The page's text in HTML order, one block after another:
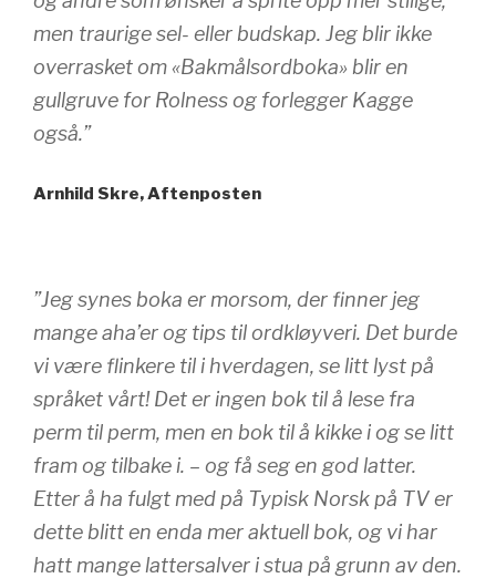
men traurige sel- eller budskap. Jeg blir ikke
overrasket om «Bakmålsordboka» blir en
gullgruve for Rolness og forlegger Kagge
også.”
Arnhild Skre, Aftenposten
”Jeg synes boka er morsom, der finner jeg
mange aha’er og tips til ordkløyveri. Det burde
vi være flinkere til i hverdagen, se litt lyst på
språket vårt! Det er ingen bok til å lese fra
perm til perm, men en bok til å kikke i og se litt
fram og tilbake i. – og få seg en god latter.
Etter å ha fulgt med på Typisk Norsk på TV er
dette blitt en enda mer aktuell bok, og vi har
hatt mange lattersalver i stua på grunn av den.